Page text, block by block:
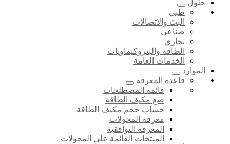
حلول
طبي
البث والاتصالات
صناعي
تجاري
الطاقة والبتروكيماويات
الخدمات العامة
الموارد
قاعدة المعرفة
قائمة المصطلحات
ضع مكيف الطاقة
حساب حجم مكيف الطاقة
معرفة المحولات
المعرفة التوافقية
المنتجات القائمة على المحولات